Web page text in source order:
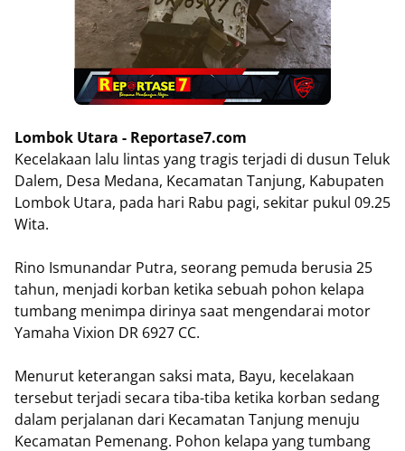
Lombok Utara - Reportase7.com
Kecelakaan lalu lintas yang tragis terjadi di dusun Teluk
Dalem, Desa Medana, Kecamatan Tanjung, Kabupaten
Lombok Utara, pada hari Rabu pagi, sekitar pukul 09.25
Wita.
Rino Ismunandar Putra, seorang pemuda berusia 25
tahun, menjadi korban ketika sebuah pohon kelapa
tumbang menimpa dirinya saat mengendarai motor
Yamaha Vixion DR 6927 CC.
Menurut keterangan saksi mata, Bayu, kecelakaan
tersebut terjadi secara tiba-tiba ketika korban sedang
dalam perjalanan dari Kecamatan Tanjung menuju
Kecamatan Pemenang. Pohon kelapa yang tumbang